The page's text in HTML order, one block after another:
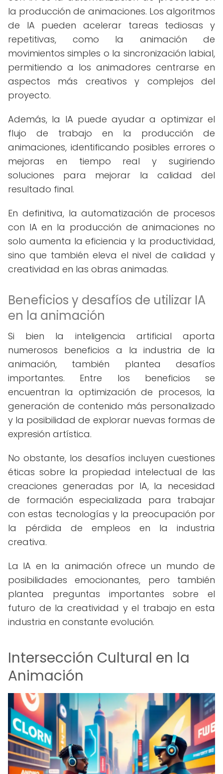
la producción de animaciones. Los algoritmos
de IA pueden acelerar tareas tediosas y
repetitivas, como la animación de
movimientos simples o la sincronización labial,
permitiendo a los animadores centrarse en
aspectos más creativos y complejos del
proyecto.
Además, la IA puede ayudar a optimizar el
flujo de trabajo en la producción de
animaciones, identificando posibles errores o
mejoras en tiempo real y sugiriendo
soluciones para mejorar la calidad del
resultado final.
En definitiva, la automatización de procesos
con IA en la producción de animaciones no
solo aumenta la eficiencia y la productividad,
sino que también eleva el nivel de calidad y
creatividad en las obras animadas.
Beneficios y desafíos de utilizar IA
en la animación
Si bien la inteligencia artificial aporta
numerosos beneficios a la industria de la
animación, también plantea desafíos
importantes. Entre los beneficios se
encuentran la optimización de procesos, la
generación de contenido más personalizado
y la posibilidad de explorar nuevas formas de
expresión artística.
No obstante, los desafíos incluyen cuestiones
éticas sobre la propiedad intelectual de las
creaciones generadas por IA, la necesidad
de formación especializada para trabajar
con estas tecnologías y la preocupación por
la pérdida de empleos en la industria
creativa.
La IA en la animación ofrece un mundo de
posibilidades emocionantes, pero también
plantea preguntas importantes sobre el
futuro de la creatividad y el trabajo en esta
industria en constante evolución.
Intersección Cultural en la
Animación